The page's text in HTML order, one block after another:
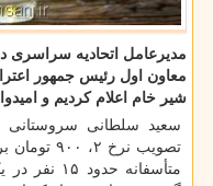
مدیرعامل اتحادیه سراسری
معاون اول رئیس جمهور
شیر خام اعلام كردیم و
سعید سلطانی سروستانی
تصویب
متأسفانه